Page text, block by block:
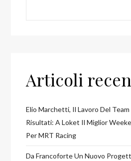
Articoli
Elio Marchetti, Il Lavoro Del
Risultati: A Loket Il Miglior
Per MRT Racing
Da Francoforte Un Nuovo